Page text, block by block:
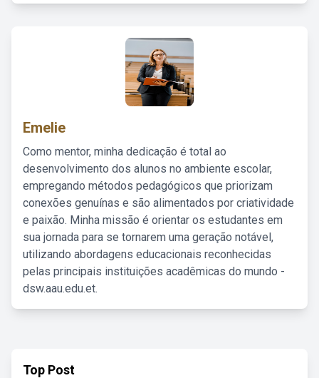
Emelie
Como mentor, minha dedicação é total ao
desenvolvimento dos alunos no ambiente escolar,
empregando métodos pedagógicos que priorizam
conexões genuínas e são alimentados por criatividade
e paixão. Minha missão é orientar os estudantes em
sua jornada para se tornarem uma geração notável,
utilizando abordagens educacionais reconhecidas
pelas principais instituições acadêmicas do mundo -
dsw.aau.edu.et.
Top Post